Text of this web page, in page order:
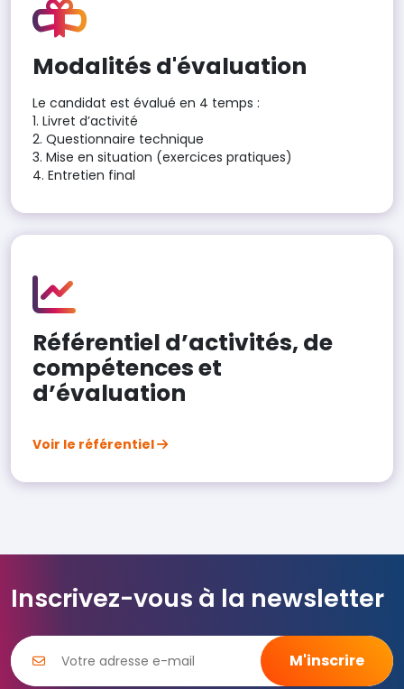
Modalités d'évaluation
Le candidat est évalué en 4 temps :
1. Livret d’activité
2. Questionnaire technique
3. Mise en situation (exercices pratiques)
4. Entretien final
Référentiel d’activités, de
compétences et
d’évaluation
Voir le référentiel
Inscrivez-vous à la newsletter